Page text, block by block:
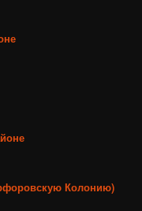
Колонию)